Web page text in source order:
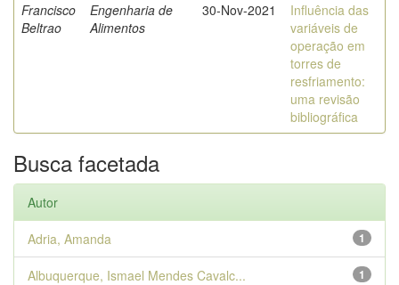
Francisco
Beltrao
Engenharia de
Alimentos
30-Nov-2021
Influência das
variáveis de
operação em
torres de
resfriamento:
uma revisão
bibliográfica
Busca facetada
Autor
1
Adria, Amanda
1
Albuquerque, Ismael Mendes Cavalc...